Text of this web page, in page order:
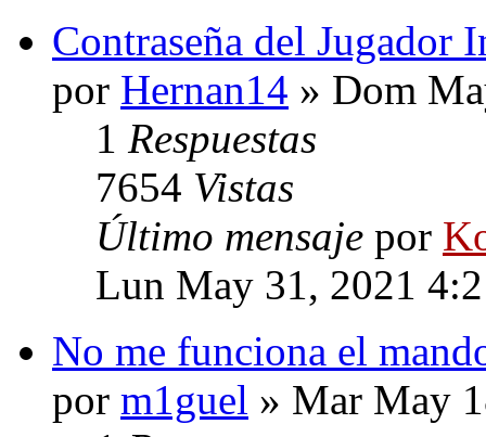
Contraseña del Jugador
por Hernan14 » Dom
1 Respuestas
7654 Vistas
Último mensaje por
Lun May 31, 2021
No me funciona el
por m1guel » Mar May